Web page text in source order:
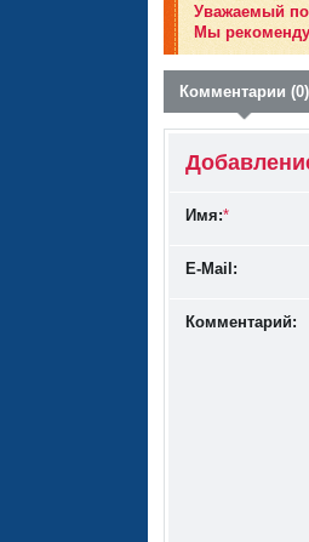
Уважаемый
Мы
Комментарии (0)
Имя:*
E-Mail:
Комментарий: